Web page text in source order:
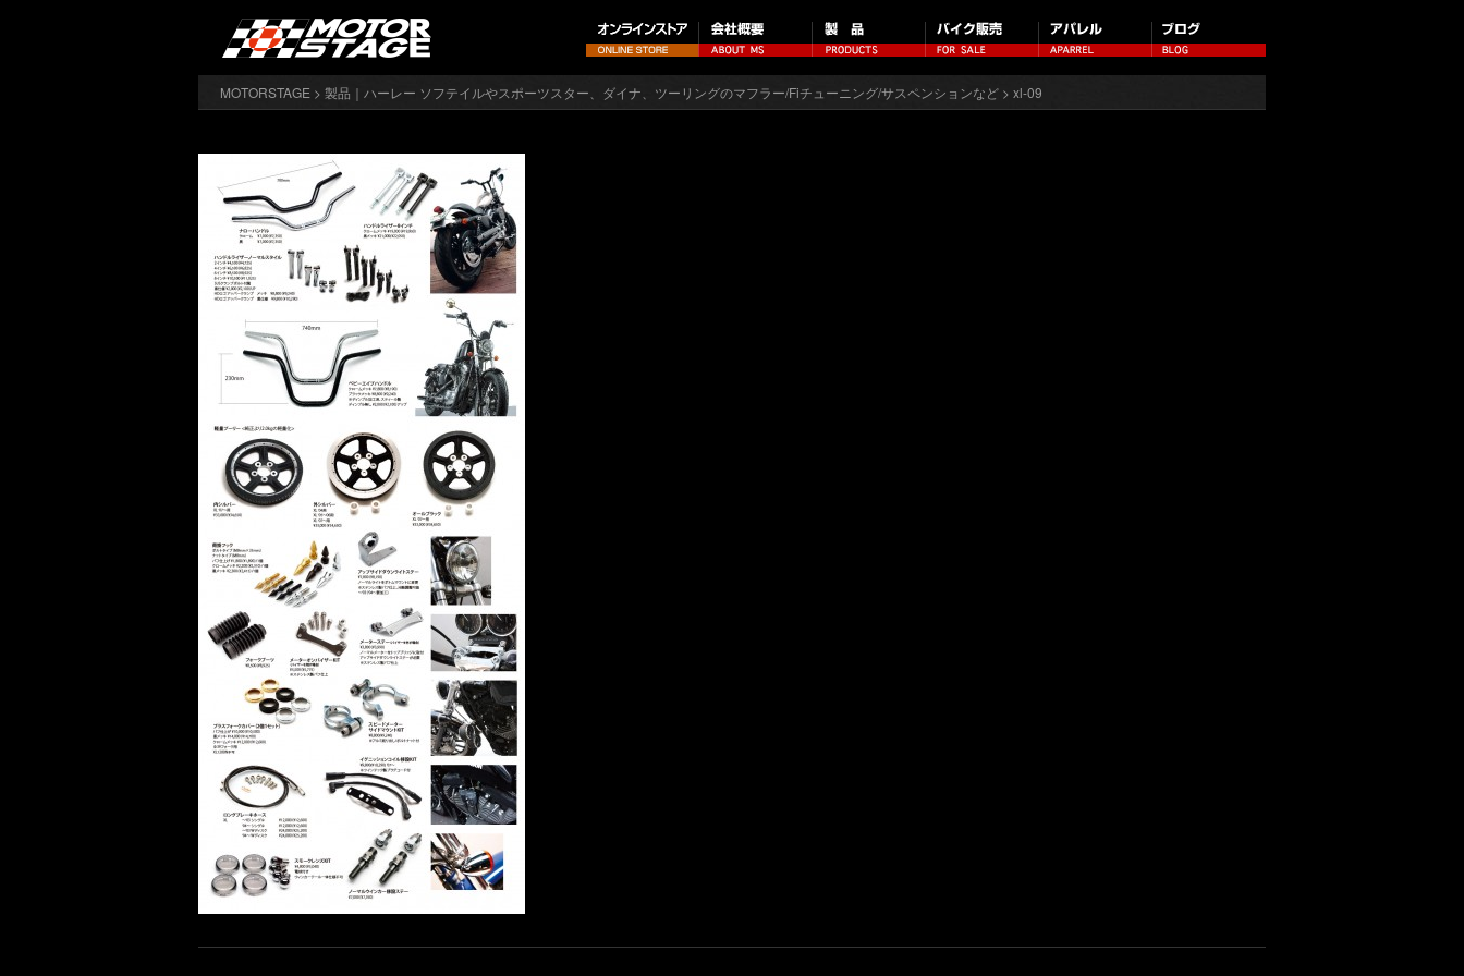
MOTORSTAGE > 製品｜ハーレー ソフテイルやスポーツスター、ダイナ、ツーリングのマフラー/Fiチューニング/サスペンションなど > xl-09